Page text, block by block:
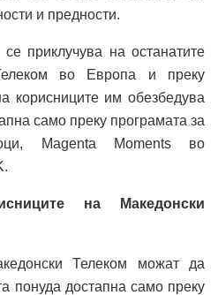
и предности.
приклучува на останатите
во Европа и преку
корисниците им обезбедува
само преку програмата за
Magenta Moments во
на Македонски
Телеком можат да
понуда достапна само преку